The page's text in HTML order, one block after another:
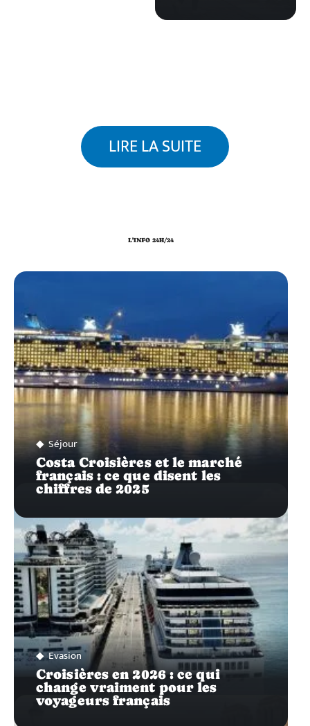
LIRE LA SUITE
L'INFO 24H/24
Séjour
Costa Croisières et le marché
français : ce que disent les
chiffres de 2025
Evasion
Croisières en 2026 : ce qui
change vraiment pour les
voyageurs français